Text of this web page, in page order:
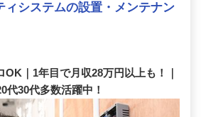
ィシステムの設置・メンテナン
｜1年目で月収28万円以上も！｜
代30代多数活躍中！